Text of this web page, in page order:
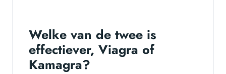
Welke van de twee is
effectiever, Viagra of
Kamagra?